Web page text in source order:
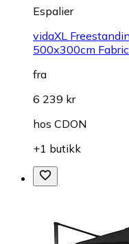
Espalier
vidaXL
500x300cm
fra
6 239 kr
hos CDON
+1 butikk